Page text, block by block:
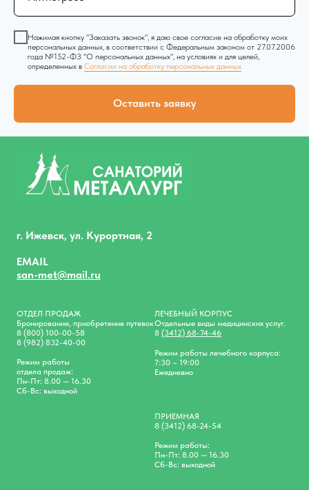
Нажимая кнопку "Заказать звонок", я даю свое согласие на обработку моих
персональных данных, в соответствии с Федеральным законом от 27.07.2006
года №152-ФЗ "О персональных данных", на условиях и для целей,
определенных в Согласии на обработку персональных данных
Оставить заявку
г. Ижевск, ул. Курортная, 2
EMAIL
san-met@mail.ru
ОТДЕЛ ПРОДАЖ
Бронирование, приобретение путевок
8 (800) 100-00-58
8 (982) 832-40-00
Режим работы
отдела продаж:
Пн-Пт: 8.00 — 16.30
Сб-Вс: выходной
ЛЕЧЕБНЫЙ КОРПУС
Отдельные виды медицинских услуг.
8 (3412) 68-74-46
Режим работы лечебного корпуса:
7:30 – 19:00
Ежедневно
ПРИЕМНАЯ
8 (3412) 68-24-54
Режим работы:
Пн-Пт: 8.00 — 16.30
Сб-Вс: выходной